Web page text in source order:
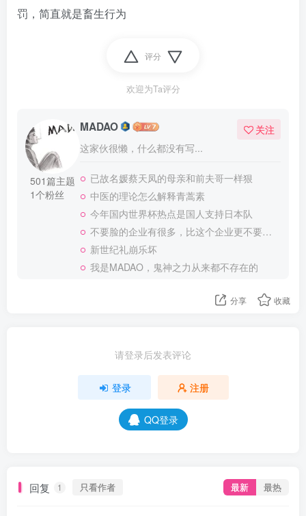
罚，简直就是畜生行为
评分
欢迎为Ta评分
501篇主题
1个粉丝
MADAO
这家伙很懒，什么都没有写...
关注
已故名媛蔡天凤的母亲和前夫哥一样狠
中医的理论怎么解释青蒿素
今年国内世界杯热点是国人支持日本队
不要脸的企业有很多，比这个企业更不要脸的，应该就没有了
新世纪礼崩乐坏
我是MADAO，鬼神之力从来都不存在的
分享 收藏
请登录后发表评论
登录 注册
QQ登录
回复 1 只看作者 最新 最热